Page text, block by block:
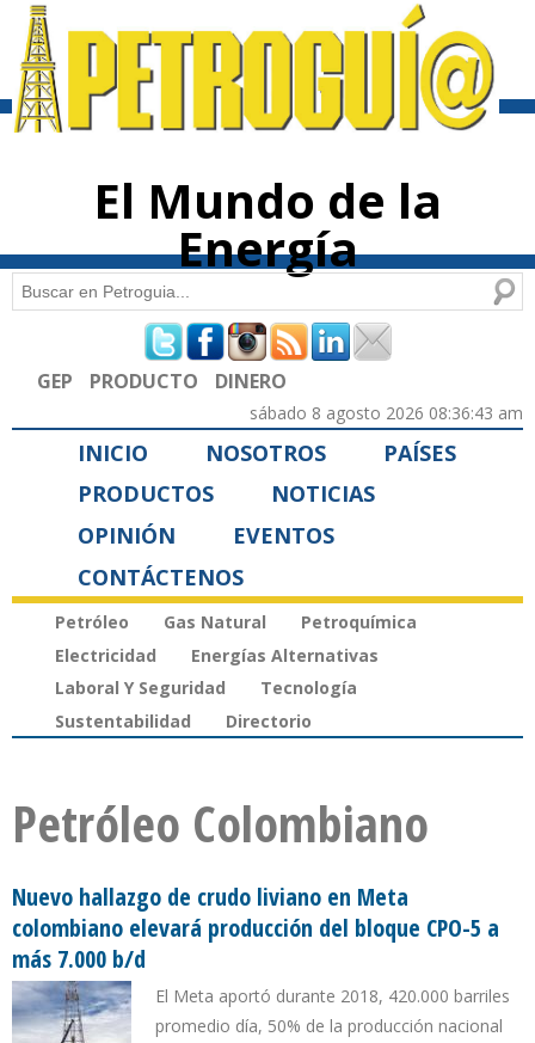
contenido
El Mundo de la
Energía
Formulario de búsqueda
Buscar
GEP PRODUCTO DINERO
sábado 8 agosto 2026 08:36:43 am
INICIO NOSOTROS
PAÍSES
PRODUCTOS
NOTICIAS
OPINIÓN
EVENTOS
CONTÁCTENOS
Petróleo Gas Natural
Petroquímica
Electricidad
Energías Alternativas
Laboral Y Seguridad
Tecnología
Sustentabilidad
Directorio
Petróleo Colombiano
Nuevo hallazgo de crudo liviano en Meta
colombiano elevará producción del bloque CPO-5 a
más 7.000 b/d
El Meta aportó durante 2018, 420.000 barriles
promedio día, 50% de la producción nacional